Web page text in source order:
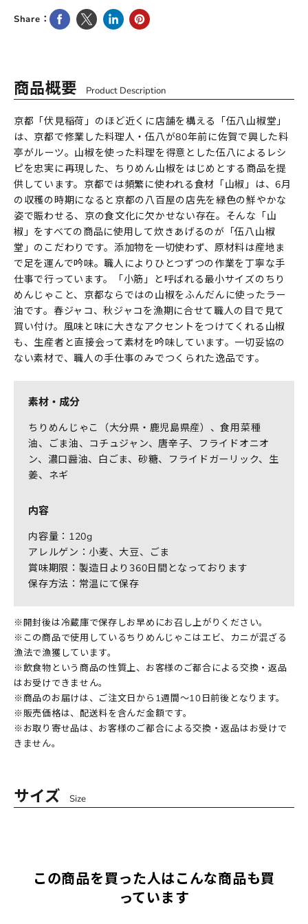
Share：
商品概要 Product Description
京都「伏見稲荷」のほど近くに店舗を構える「伍八山椒堂」
は、京都で修業した料理人・伍八が80年前に佐賀で興した料
亭がルーツ。山椒を使った料理を得意とした伍八によるレシ
ピを忠実に再現した、ちりめん山椒をはじめとする商品を提
供しています。京都では頻繁に使われる食材「山椒」は、6月
の収穫の時期になると京都の八百屋の店先を緑色の鮮やかな
姿で賑わせる、京の食文化に欠かせない存在。そんな「山
椒」をすべての商品に使用して炊きあげるのが「伍八山椒
堂」のこだわりです。添加物を一切使わず、原材料は産地ま
で足を運んで吟味。職人によりひとつずつの作業を丁寧な手
仕事で行っています。「小筋」と呼ばれる最小サイズのちり
めんじゃこと、京都ならではの山椒をふんだんに使ったラー
油です。春ジャコ、秋ジャコを漁期に合せて職人の目で見て
買い付け。風味と味に大きなアクセントをつけてくれる山椒
も、生産者と直接会って素材を吟味しています。一切妥協の
ない素材で、職人の手仕事のみでつくられた逸品です。
素材・成分
ちりめんじゃこ（大分県・鹿児島県産）、食用菜種
油、ごま油、コチュジャン、唐辛子、フライドオニオ
ン、濃口醤油、白ごま、砂糖、フライドガーリック、生
姜、ネギ
内容
内容量：120g
アレルゲン：小麦、大豆、ごま
賞味期限：製造日より360日間となっております
保存方法：常温にて保存
※開封後は冷蔵庫で保存しお早めにお召し上がりください。
※この商品で使用しているちりめんじゃこはエビ、カニが混ざる
漁法で漁獲しています。
※飲食物という商品の性質上、お客様のご都合による交換・返品
はお受けできません。
※商品のお届けは、ご注文日から1週間～10日前後となります。
※販売価格は、配送料を含んだ金額です。
※お取り寄せ品は、お客様のご都合による交換・返品はお受けで
きません。
サイズ Size
この商品を買った人はこんな商品も買
っています